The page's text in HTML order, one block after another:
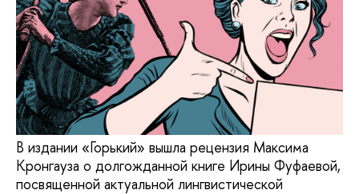
В издании «Горький» вышла рецензия Максима
Кронгауза о долгожданной книге Ирины Фуфаевой,
посвященной актуальной лингвистической